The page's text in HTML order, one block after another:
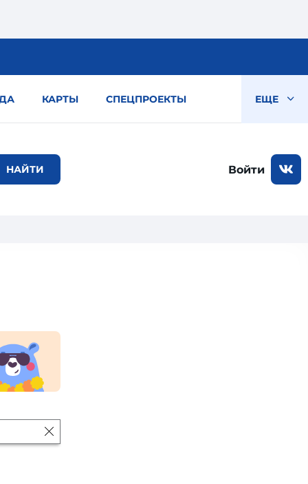
КАРТЫ СПЕЦПРОЕКТЫ ЕЩЕ
Войти